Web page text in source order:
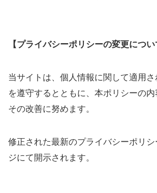
【プライバシーポリシーの変更につい
当サイトは、個人情報に関して適用
を遵守するとともに、本ポリシーの
その改善に努めます。
修正された最新のプライバシーポリ
ジにて開示されます。